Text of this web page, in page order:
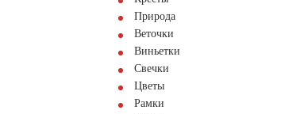
Природа
Веточки
Виньетки
Свечки
Цветы
Рамки